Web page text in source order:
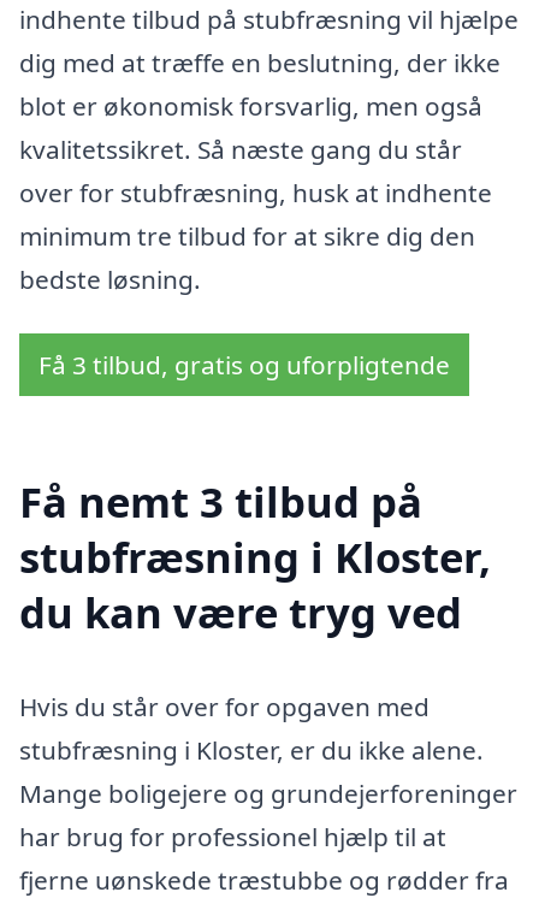
indhente tilbud på stubfræsning vil hjælpe
dig med at træffe en beslutning, der ikke
blot er økonomisk forsvarlig, men også
kvalitetssikret. Så næste gang du står
over for stubfræsning, husk at indhente
minimum tre tilbud for at sikre dig den
bedste løsning.
Få 3 tilbud, gratis og uforpligtende
Få nemt 3 tilbud på
stubfræsning i Kloster,
du kan være tryg ved
Hvis du står over for opgaven med
stubfræsning i Kloster, er du ikke alene.
Mange boligejere og grundejerforeninger
har brug for professionel hjælp til at
fjerne uønskede træstubbe og rødder fra